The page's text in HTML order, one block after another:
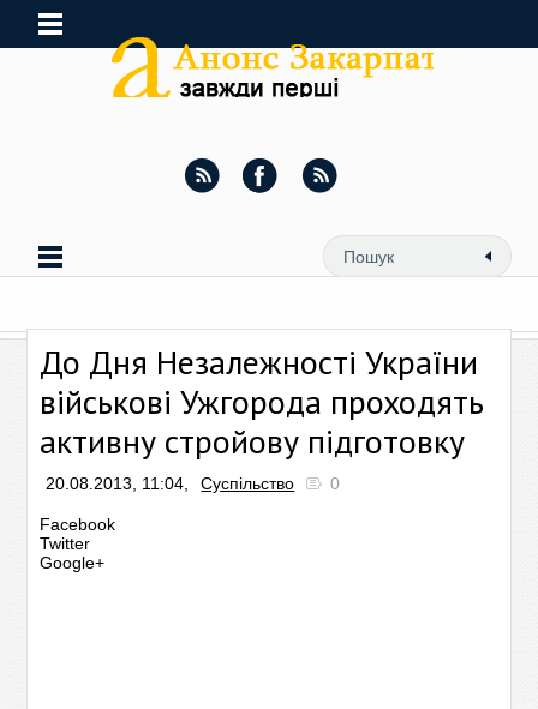
До Дня Незалежності України
військові Ужгорода проходять
активну стройову підготовку
20.08.2013, 11:04, Суспільство 0
Facebook
Twitter
Google+